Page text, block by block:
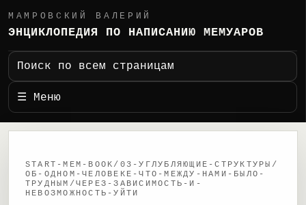
МАМРОВСКИЙ ВАЛЕРИЙ
ЭНЦИКЛОПЕДИЯ ПО НАПИСАНИЮ МЕМУАРОВ
Поиск по всем страницам
☰ Меню
START-MEM-BOOK/03-УГЛУБЛЯЮЩИЕ-СТРУКТУРЫ/
ОБ-ОДНОМ-ЧЕЛОВЕКЕ-ЧТО-МЕЖДУ-НАМИ-БЫЛО-
ТРУДНЫМ/ЧЕРЕЗ-ЗАВИСИМОСТЬ-И-
НЕВОЗМОЖНОСТЬ-УЙТИ